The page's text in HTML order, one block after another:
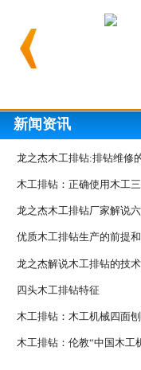
新闻资讯
龙之杰木工排钻:排钻维修
木工排钻：正确使用木工
龙之杰木工排钻厂家解说
优质木工排钻生产的前提
龙之杰解说木工排钻的技
四头木工排钻特征
木工排钻：木工机械四面
木工排钻：伦教“中国木